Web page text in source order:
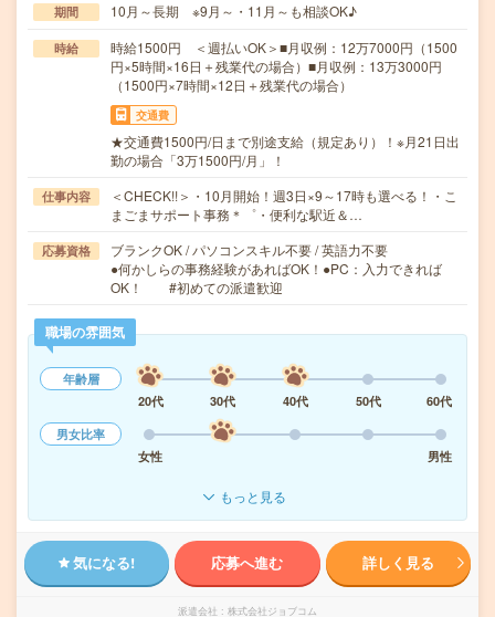
期間 10月～長期 ※9月～・11月～も相談OK♪
時給
時給1500円 ＜週払いOK＞■月収例：12万7000円（1500
円×5時間×16日＋残業代の場合）■月収例：13万3000円
（1500円×7時間×12日＋残業代の場合）
交通費
★交通費1500円/日まで別途支給（規定あり）！※月21日出
勤の場合「3万1500円/月」！
仕事内容
＜CHECK!!＞・10月開始！週3日×9～17時も選べる！・こ
まごまサポート事務＊゜・便利な駅近＆…
応募資格
ブランクOK / パソコンスキル不要 / 英語力不要
●何かしらの事務経験があればOK！●PC：入力できれば
OK！ #初めての派遣歓迎
職場の雰囲気
年齢層
20代
30代 40代 50代
60代
男女比率
女性
男性
もっと見る
気になる! 応募へ進む 詳しく見る
派遣会社 株式会社ジョブコム